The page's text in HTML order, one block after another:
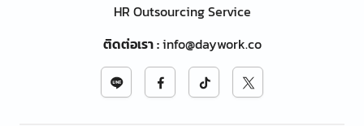
HR Outsourcing Service
ติดต่อเรา:info@daywork.co